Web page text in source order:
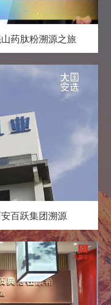
药肽粉溯源之旅
百跃集团溯源